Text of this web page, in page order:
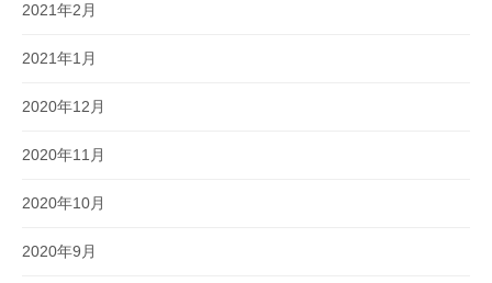
2021年2月
2021年1月
2020年12月
2020年11月
2020年10月
2020年9月